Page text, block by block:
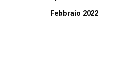
Febbraio 2022